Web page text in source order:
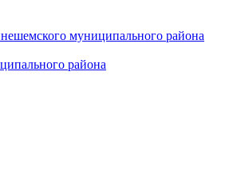
муниципального района
района